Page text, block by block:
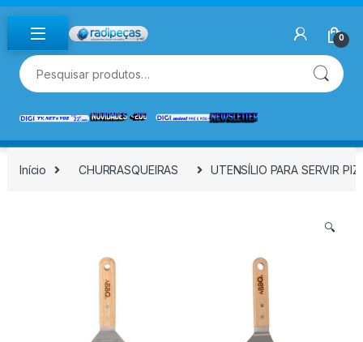
Skip to navigation
Skip to content
0
Pesquisar por:
Início CHURRASQUEIRAS UTENSÍLIO PARA SERVIR
🔍